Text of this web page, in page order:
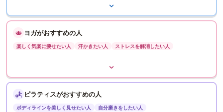
ヨガがおすすめの人
楽しく気楽に痩せたい人 汗かきたい人 ストレスを解消したい人
ピラティスがおすすめの人
ボディラインを美しく見せたい人
自分磨きをしたい人